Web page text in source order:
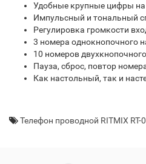
Удобные крупные цифры на
Импульсный и тональный
Регулировка громкости
3 номера однокнопочного
10 номеров
Пауза, сброс, повтор
Как настольный, так и
Телефон проводной RITMIX RT-